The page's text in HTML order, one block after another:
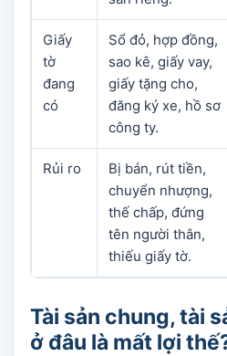
Giấy
tờ
đang
có
Sổ đỏ, hợp đồng,
sao kê, giấy vay,
giấy tặng cho,
đăng ký xe, hồ sơ
công ty.
Rủi ro
Bị bán, rút tiền,
chuyển nhượng,
thế chấp, đứng
tên người thân,
thiếu giấy tờ.
Tài sản chung, tài
ở đâu là mất lợi